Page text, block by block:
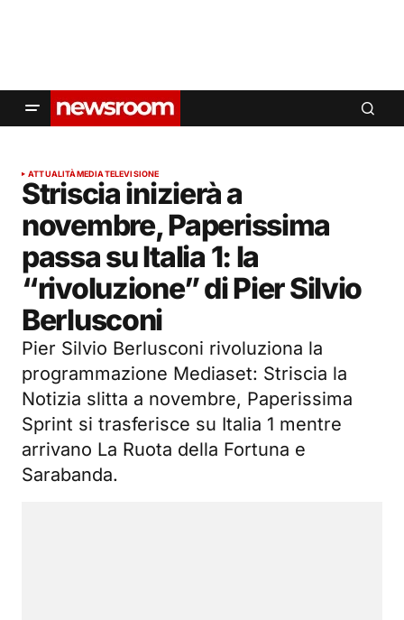
ATTUALITÀMEDIATELEVISIONE
Striscia inizierà a
novembre, Paperissima
passa su Italia 1: la
“rivoluzione” di Pier Silvio
Berlusconi
Pier Silvio Berlusconi rivoluziona la
programmazione Mediaset: Striscia la
Notizia slitta a novembre, Paperissima
Sprint si trasferisce su Italia 1 mentre
arrivano La Ruota della Fortuna e
Sarabanda.